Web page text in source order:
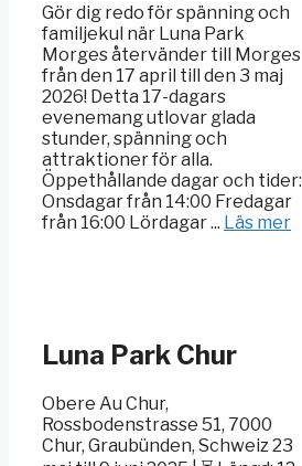
Gör dig redo för spänning och
familjekul när Luna Park
Morges återvänder till Morges
från den 17 april till den 3 maj
2026! Detta 17-dagars
evenemang utlovar glada
stunder, spänning och
attraktioner för alla.
Öppethållande dagar och tider:
Onsdagar från 14:00 Fredagar
från 16:00 Lördagar ... Läs mer
Luna Park Chur
Obere Au Chur,
Rossbodenstrasse 51, 7000
Chur, Graubünden, Schweiz 23